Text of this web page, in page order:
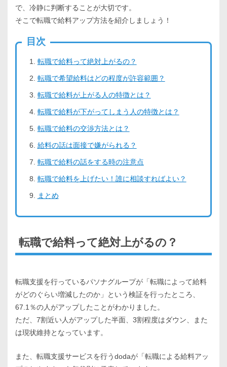
で、冷静に判断することが大切です。
そこで転職で給料アップ方法を紹介しましょう！
目次
転職で給料って絶対上がるの？
転職で希望給料はどの程度が許容範囲？
転職で給料が上がる人の特徴とは？
転職で給料が下がってしまう人の特徴とは？
転職で給料の交渉方法とは？
給料の話は面接で嫌がられる？
転職で給料の話をする時の注意点
転職で給料を上げたい！誰に相談すればよい？
まとめ
転職で給料って絶対上がるの？
転職支援を行っているパソナグループが「転職によって給料
がどのぐらい増減したのか」という検証を行ったところ、
67.1％の人がアップしたことがわかりました。
ただ、7割近い人がアップした半面、3割程度はダウン、また
は現状維持となっています。
また、転職支援サービスを行うdodaが「転職による給料アッ